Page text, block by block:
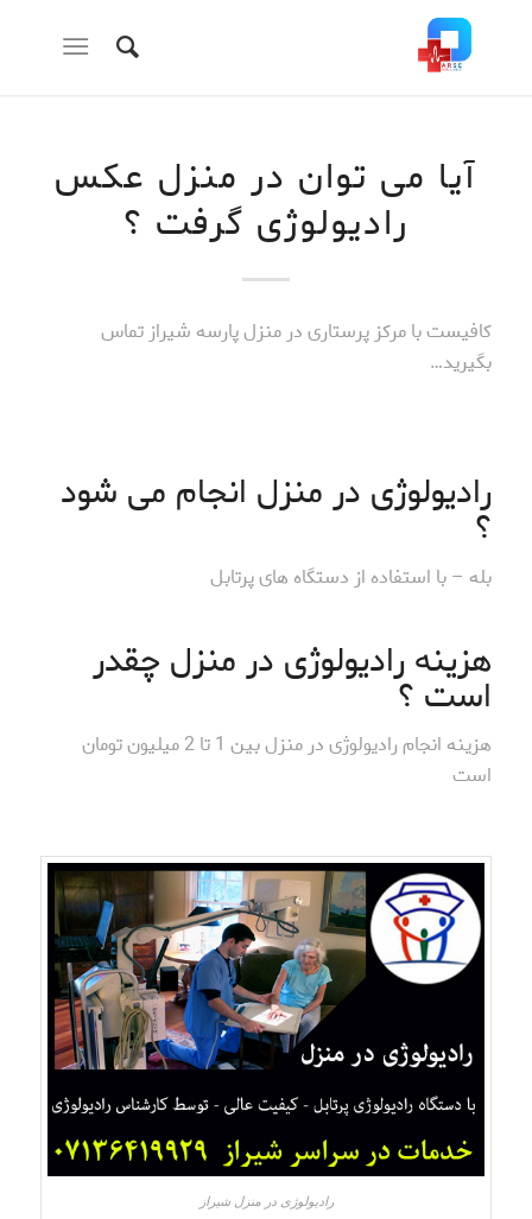
آیا می توان در منزل عکس
رادیولوژی گرفت ؟
کافیست با مرکز پرستاری در منزل پارسه شیراز تماس
بگیرید…
رادیولوژی در منزل انجام می شود
؟
بله – با استفاده از دستگاه های پرتابل
هزینه رادیولوژی در منزل چقدر
است ؟
هزینه انجام رادیولوژی در منزل بین 1 تا 2 میلیون تومان
است
رادیولوژی در منزل شیراز